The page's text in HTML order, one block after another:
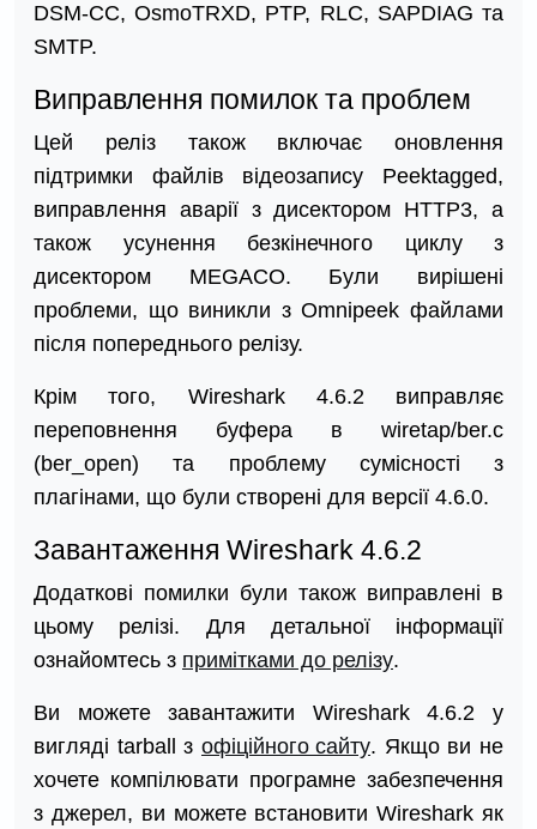
DSM-CC, OsmoTRXD, PTP, RLC, SAPDIAG та
SMTP.
Виправлення помилок та проблем
Цей реліз також включає оновлення
підтримки файлів відеозапису Peektagged,
виправлення аварії з дисектором HTTP3, а
також усунення безкінечного циклу з
дисектором MEGACO. Були вирішені
проблеми, що виникли з Omnipeek файлами
після попереднього релізу.
Крім того, Wireshark 4.6.2 виправляє
переповнення буфера в wiretap/ber.c
(ber_open) та проблему сумісності з
плагінами, що були створені для версії 4.6.0.
Завантаження Wireshark 4.6.2
Додаткові помилки були також виправлені в
цьому релізі. Для детальної інформації
ознайомтесь з примітками до релізу.
Ви можете завантажити Wireshark 4.6.2 у
вигляді tarball з офіційного сайту. Якщо ви не
хочете компілювати програмне забезпечення
з джерел, ви можете встановити Wireshark як